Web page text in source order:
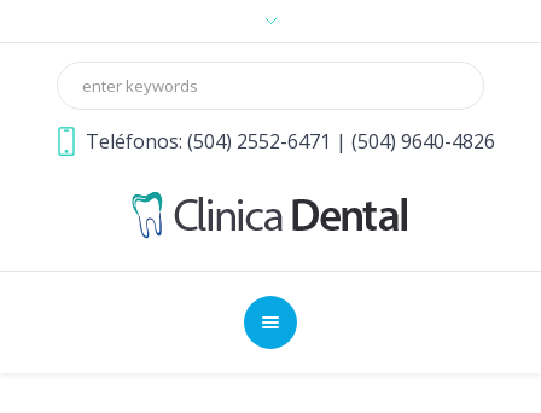
Teléfonos: (504) 2552-6471 | (504) 9640-4826